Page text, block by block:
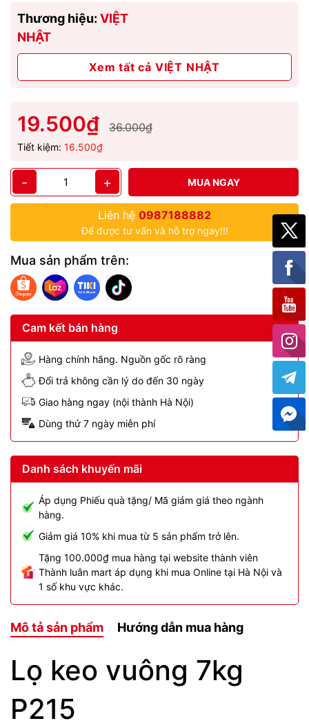
Thương hiệu: VIỆT
NHẬT
Xem tất cả VIỆT NHẬT
19.500₫ 36.000₫
Tiết kiệm: 16.500₫
- + MUA NGAY
Liên hệ 0987188882
Để được tư vấn và hỗ trợ ngay!!!
Mua sản phẩm trên:
Cam kết bán hàng
Hàng chính hãng. Nguồn gốc rõ ràng
Đổi trả không cần lý do đến 30 ngày
Giao hàng ngay (nội thành Hà Nội)
Dùng thử 7 ngày miễn phí
Danh sách khuyến mãi
Áp dụng Phiếu quà tặng/ Mã giảm giá theo ngành
hàng.
Giảm giá 10% khi mua từ 5 sản phẩm trở lên.
Tặng 100.000₫ mua hàng tại website thành viên
Thành luân mart áp dụng khi mua Online tại Hà Nội và
1 số khu vực khác.
Mô tả sản phẩm Hướng dẫn mua hàng
Lọ keo vuông 7kg
P215